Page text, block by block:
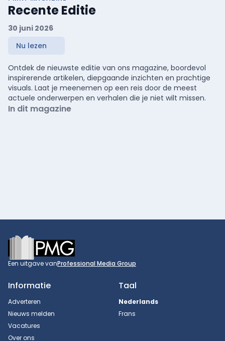
Recente Editie
30 juni 2026
Nu lezen
Ontdek de nieuwste editie van ons magazine, boordevol
inspirerende artikelen, diepgaande inzichten en prachtige
visuals. Laat je meenemen op een reis door de meest
actuele onderwerpen en verhalen die je niet wilt missen.
In dit magazine
Footer
Een uitgave vanProfessional Media Group
Informatie
Adverteren
Nieuws melden
Vacatures
Over ons
Taal
Nederlands
Frans